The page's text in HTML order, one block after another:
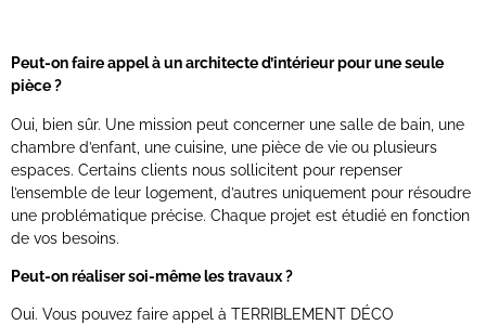
Peut-on faire appel à un architecte d’intérieur pour une seule
pièce ?
Oui, bien sûr. Une mission peut concerner une salle de bain, une
chambre d’enfant, une cuisine, une pièce de vie ou plusieurs
espaces. Certains clients nous sollicitent pour repenser
l’ensemble de leur logement, d’autres uniquement pour résoudre
une problématique précise. Chaque projet est étudié en fonction
de vos besoins.
Peut-on réaliser soi-même les travaux ?
Oui. Vous pouvez faire appel à TERRIBLEMENT DÉCO